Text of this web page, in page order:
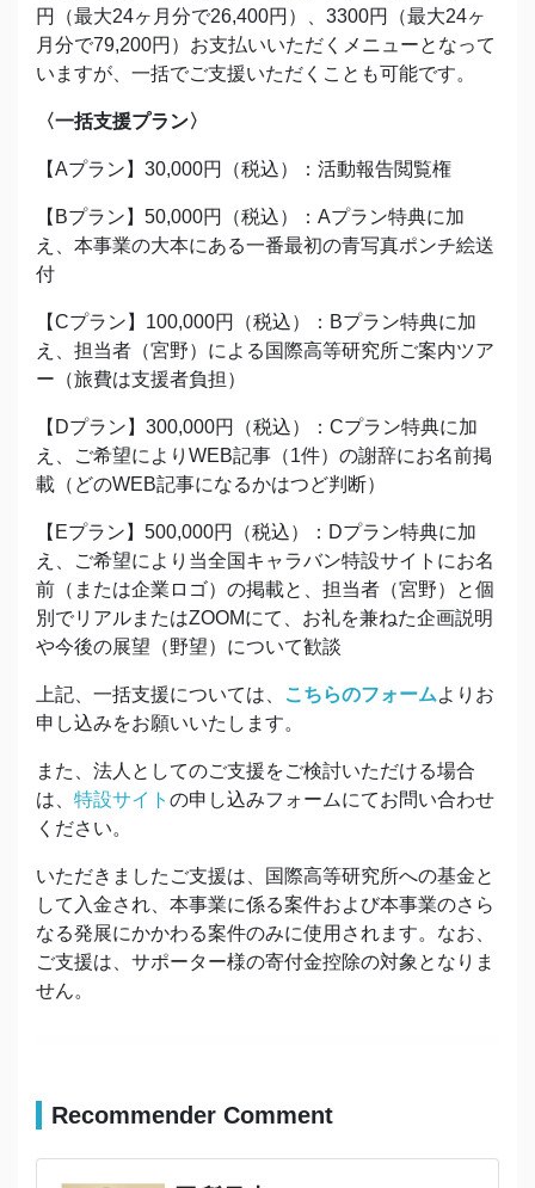
円（最大24ヶ月分で26,400円）、3300円（最大24ヶ
月分で79,200円）お支払いいただくメニューとなって
いますが、一括でご支援いただくことも可能です。
〈一括支援プラン〉
【Aプラン】30,000円（税込）：活動報告閲覧権
【Bプラン】50,000円（税込）：Aプラン特典に加
え、本事業の大本にある一番最初の青写真ポンチ絵送
付
【Cプラン】100,000円（税込）：Bプラン特典に加
え、担当者（宮野）による国際高等研究所ご案内ツア
ー（旅費は支援者負担）
【Dプラン】300,000円（税込）：Cプラン特典に加
え、ご希望によりWEB記事（1件）の謝辞にお名前掲
載（どのWEB記事になるかはつど判断）
【Eプラン】500,000円（税込）：Dプラン特典に加
え、ご希望により当全国キャラバン特設サイトにお名
前（または企業ロゴ）の掲載と、担当者（宮野）と個
別でリアルまたはZOOMにて、お礼を兼ねた企画説明
や今後の展望（野望）について歓談
上記、一括支援については、 こちらのフォームよりお
申し込みをお願いいたします。
また、法人としてのご支援をご検討いただける場合
は、 特設サイト の申し込みフォームにてお問い合わせ
ください。
いただきましたご支援は、国際高等研究所への基金と
して入金され、本事業に係る案件および本事業のさら
なる発展にかかわる案件のみに使用されます。なお、
ご支援は、サポーター様の寄付金控除の対象となりま
せん。
Recommender Comment